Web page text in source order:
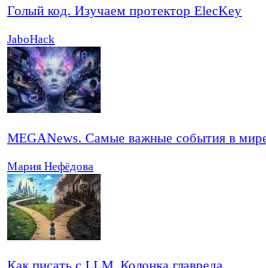
Голый код. Изучаем протектор ElecKey
JaboHack
MEGANews. Cамые важные события в
Мария Нефёдова